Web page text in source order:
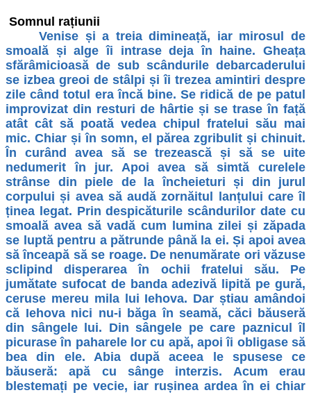
Somnul rațiunii
Venise și a treia dimineață, iar mirosul de
smoală și alge îi intrase deja în haine. Gheața
sfărâmicioasă de sub scândurile debarcaderului
se izbea greoi de stâlpi și îi trezea amintiri despre
zile când totul era încă bine. Se ridică de pe patul
improvizat din resturi de hârtie și se trase în față
atât cât să poată vedea chipul fratelui său mai
mic. Chiar și în somn, el părea zgribulit și chinuit.
În curând avea să se trezească și să se uite
nedumerit în jur. Apoi avea să simtă curelele
strânse din piele de la încheieturi și din jurul
corpului și avea să audă zornăitul lanțului care îl
ținea legat. Prin despicăturile scândurilor date cu
smoală avea să vadă cum lumina zilei și zăpada
se luptă pentru a pătrunde până la ei. Și apoi avea
să înceapă să se roage. De nenumărate ori văzuse
sclipind disperarea în ochii fratelui său. Pe
jumătate sufocat de banda adezivă lipită pe gură,
ceruse mereu mila lui Iehova. Dar știau amândoi
că Iehova nici nu-i băga în seamă, căci băuseră
din sângele lui. Din sângele pe care paznicul îl
picurase în paharele lor cu apă, apoi îi obligase să
bea din ele. Abia după aceea le spusese ce
băuseră: apă cu sânge interzis. Acum erau
blestemați pe vecie, iar rușinea ardea în ei chiar